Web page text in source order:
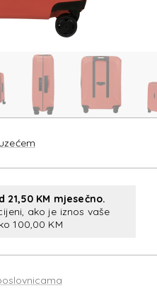
KM mjesečno.
ako je iznos vaše
100,00 KM